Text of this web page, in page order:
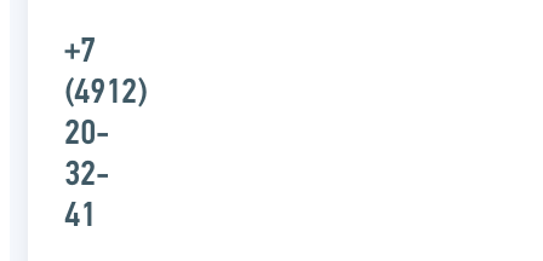
+7
(4912)
20-
32-
41